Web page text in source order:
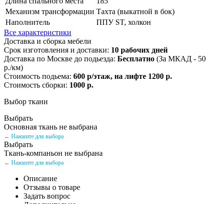
Механизм трансформации Тахта (выкатной в бок)
Наполнитель
ППУ ST, холкон
Все характеристики
Доставка и сборка мебели
Срок изготовления и доставки: 10 рабочих дней
Доставка по Москве до подьезда: Бесплатно (За МКАД - 50
р./км)
Стоимость подьема: 600 р/этаж, на лифте 1200 р.
Стоимость сборки: 1000 р.
Выбор ткани
Выбрать
Основная ткань не выбрана
← Нажмите для выбора
Выбрать
Ткань-компаньон не выбрана
← Нажмите для выбора
Описание
Отзывы о товаре
Задать вопрос